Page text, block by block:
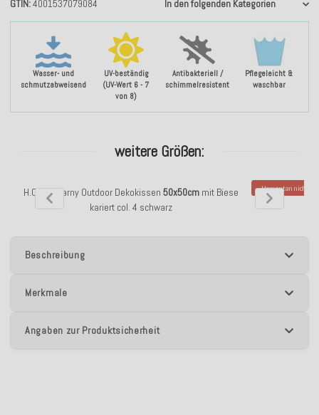
Wasser- und
schmutzabweisend
UV-beständig
(UV-Wert 6 - 7
von 8)
Antibakteriell /
schimmelresistent
Pflegeleicht &
waschbar
GTIN 4001537079084 In den folgenden Kategorien
weitere Größen:
H.O.C.K. Garny Outdoor Dekokissen 50x50cmmit Biese
kariert col. 4 schwarz
Momentan nicht
H.O.C.K. Garny
Beschreibung
Merkmale
Angaben zur Produktsicherheit